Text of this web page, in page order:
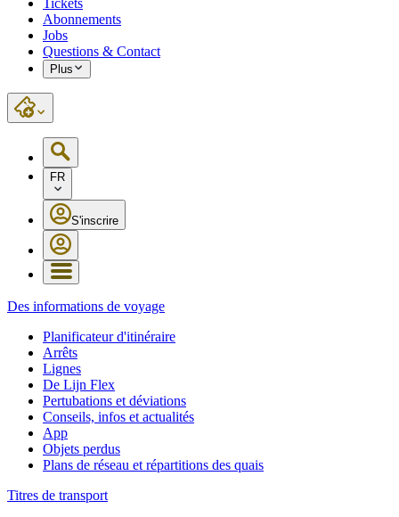
Tickets
Abonnements
Jobs
Questions & Contact
Plus
FR
S'inscrire
Des informations de voyage
Planificateur d'itinéraire
Arrêts
Lignes
De Lijn Flex
Pertubations et déviations
Conseils, infos et actualités
App
Objets perdus
Plans de réseau et répartitions des quais
Titres de transport